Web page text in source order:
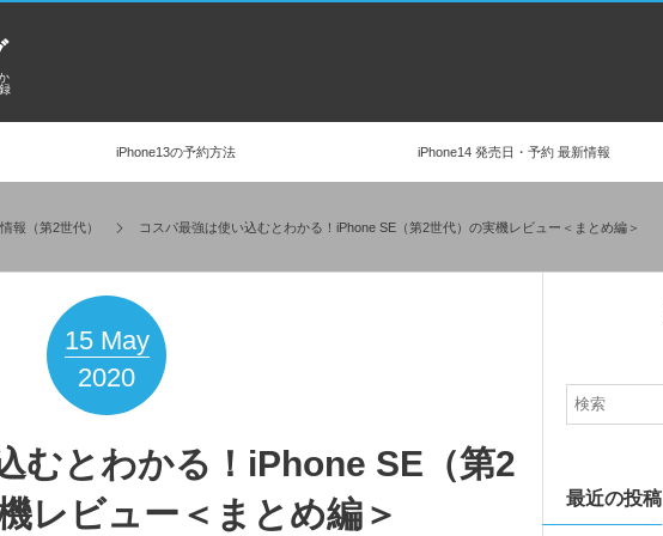
iPhone13の予約方法 iPhone14 発売日・予約 最新情報
報（第2世代） コスパ最強は使い込むとわかる！iPhone SE（第2世代）の実機レビュー＜まとめ編＞
15 May
2020
むとわかる！iPhone SE（第2
レビュー＜まとめ編＞
最近の投稿